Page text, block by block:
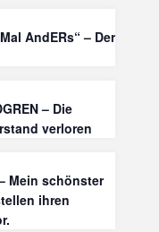
AndERs“ – Der
– Die
verloren
Mein schönster
ihren